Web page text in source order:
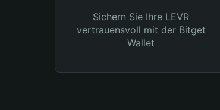
Sichern Sie Ihre LEVR
vertrauensvoll mit der Bitget
Wallet